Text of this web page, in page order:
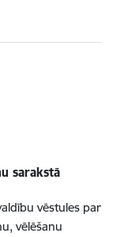
sarakstā
vēstules par
vēlēšanu